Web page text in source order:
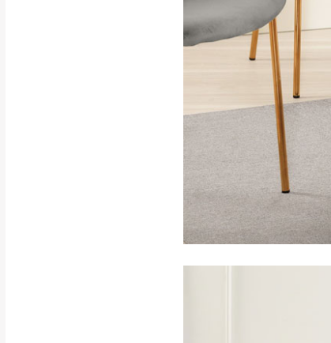
苗栗
暫無配送地區：彰化
若您選擇三聯式
送達，如遇國定假
退換貨說明：
若收到不良
所有退回及
品、附件、
由於透過電
質感稍有不
是否合適)。
訂購前請確
為主。
非因本公司
本公司部份